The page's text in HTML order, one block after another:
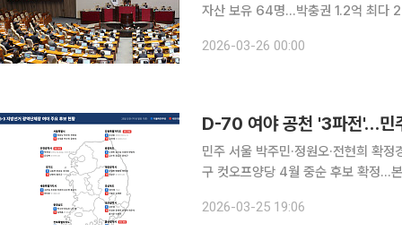
자산 보유 64명…박충권 1.2억 최다 22대 국회의원들의 재산에서 건물이 차지하는 비중이 절반을
2026-03-26 00:00
D-70 여야 공천 '3파전'…민
민주 서울 박주민·정원오·전현희 확
구 컷오프양당 4월 중순 후보 확정…본선 임박 6·3 지방선거를 70일 앞두고 여
수도권 본경선 체제에 진입한 반면,
2026-03-25 19:06